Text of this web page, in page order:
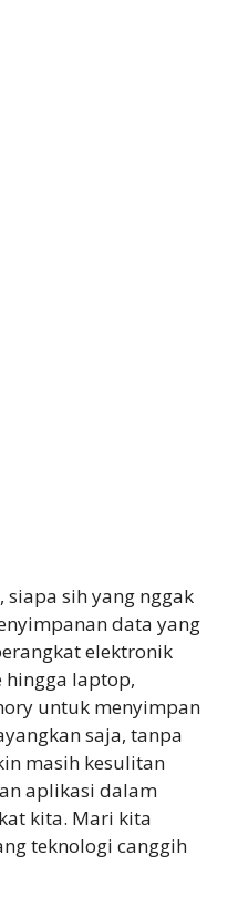
siapa sih yang nggak
data yang
elektronik
hingga laptop,
untuk menyimpan
saja, tanpa
masih kesulitan
aplikasi dalam
kita. Mari kita
teknologi canggih